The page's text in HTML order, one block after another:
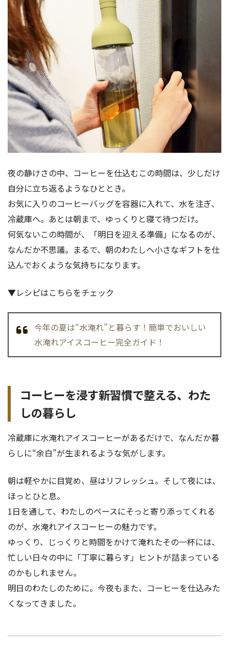
夜の静けさの中、コーヒーを仕込むこの時間は、少しだけ
自分に立ち返るようなひととき。
お気に入りのコーヒーバッグを容器に入れて、水を注ぎ、
冷蔵庫へ。あとは朝まで、ゆっくりと寝て待つだけ。
何気ないこの時間が、「明日を迎える準備」になるのが、
なんだか不思議。まるで、朝のわたしへ小さなギフトを仕
込んでおくような気持ちになります。
▼レシピはこちらをチェック
今年の夏は“水淹れ”と暮らす！簡単でおいしい
水淹れアイスコーヒー完全ガイド！
コーヒーを浸す新習慣で整える、わた
しの暮らし
冷蔵庫に水淹れアイスコーヒーがあるだけで、なんだか暮
らしに“余白”が生まれるような気がします。
朝は軽やかに目覚め、昼はリフレッシュ。そして夜には、
ほっとひと息。
1日を通して、わたしのペースにそっと寄り添ってくれる
のが、水淹れアイスコーヒーの魅力です。
ゆっくり、じっくりと時間をかけて淹れたその一杯には、
忙しい日々の中に「丁寧に暮らす」ヒントが詰まっている
のかもしれません。
明日のわたしのために。今夜もまた、コーヒーを仕込みた
くなってきました。